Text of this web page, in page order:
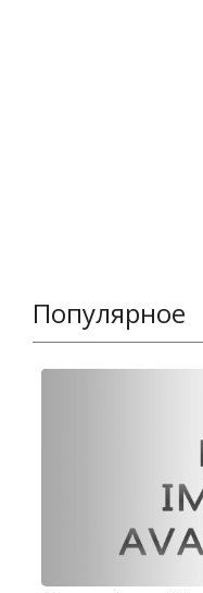
Популярное